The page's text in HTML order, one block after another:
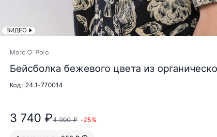
ВИДЕО
Marc O`Polo
Бейсболка бежевого цвета из
Код: 24.1-770014
3 740 ₽4 990 ₽ -25%